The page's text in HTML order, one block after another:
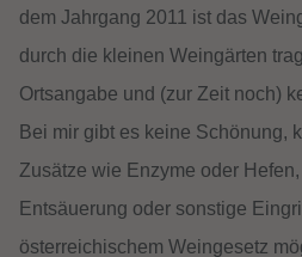
dem Jahrgang 2011 ist das
durch die kleinen Weingärten
Ortsangabe und (zur Zeit noch)
Bei mir gibt es keine Schönung,
Zusätze wie Enzyme oder
Entsäuerung oder sonstige
österreichischem Weingesetz